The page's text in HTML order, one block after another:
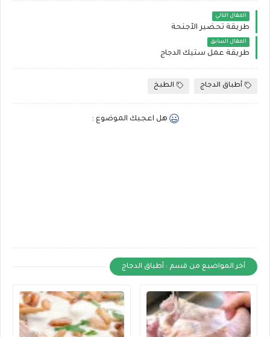
المقال التالي
طريقة تحضير الأجنحة
المقال السابق
طريقة عمل ستيك الدجاج
أطباق الدجاج الطبخ
هل اعجبك الموضوع :
أخر المواضيع من قسم : أطباق الدجاج